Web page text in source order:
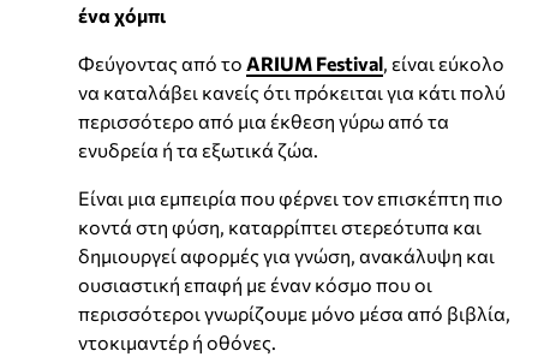
ένα χόμπι
Φεύγοντας από το ARIUM Festival, είναι εύκολο
να καταλάβει κανείς ότι πρόκειται για κάτι πολύ
περισσότερο από μια έκθεση γύρω από τα
ενυδρεία ή τα εξωτικά ζώα.
Είναι μια εμπειρία που φέρνει τον επισκέπτη πιο
κοντά στη φύση, καταρρίπτει στερεότυπα και
δημιουργεί αφορμές για γνώση, ανακάλυψη και
ουσιαστική επαφή με έναν κόσμο που οι
περισσότεροι γνωρίζουμε μόνο μέσα από βιβλία,
ντοκιμαντέρ ή οθόνες.